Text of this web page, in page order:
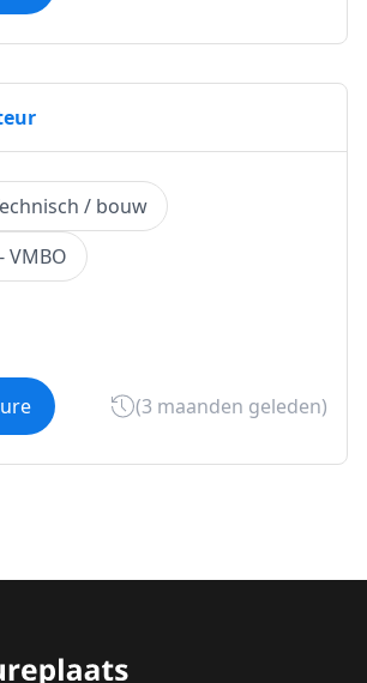
/ bouw
VMBO
(3 maanden geleden)